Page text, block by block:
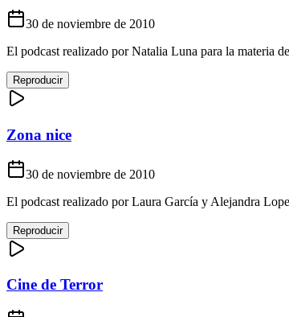
30 de noviembre de 2010
El podcast realizado por Natalia Luna para la materia
Reproducir
Zona nice
30 de noviembre de 2010
El podcast realizado por Laura García y Alejandra
Reproducir
Cine de Terror